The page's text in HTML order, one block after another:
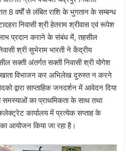
8 वर्षों से लंबित राशि के भुगतान के सम्बन्ध
निवासी श्री हेतराम श्रीवास एवं रूपेश
लाभ प्रदान कराने के संबंध में, तहसील
श्री सुभेराम भारती ने केंद्रीय
सक्ती अंतर्गत सक्ती निवासी श्री योगेश
खाता विभाजन कर अभिलेख दुरुस्त न करने
द्वारा साप्ताहिक जनदर्शन में आवेदन दिया
का प्राथमिकता के साथ तथा
कार्यालय में प्रत्येक सप्ताह के
आयोजन किया जा रहा है।